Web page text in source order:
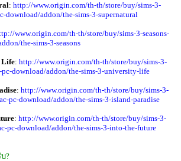
: http://www.origin.com/th-th/store/buy/sims-3-
download/addon/the-sims-3-supernatural
www.origin.com/th-th/store/buy/sims-3-seasons-
the-sims-3-seasons
Life: http://www.origin.com/th-th/store/buy/sims-3-
download/addon/the-sims-3-university-life
: http://www.origin.com/th-th/store/buy/sims-3-
pc-download/addon/the-sims-3-island-paradise
: http://www.origin.com/th-th/store/buy/sims-3-
pc-download/addon/the-sims-3-into-the-future
?